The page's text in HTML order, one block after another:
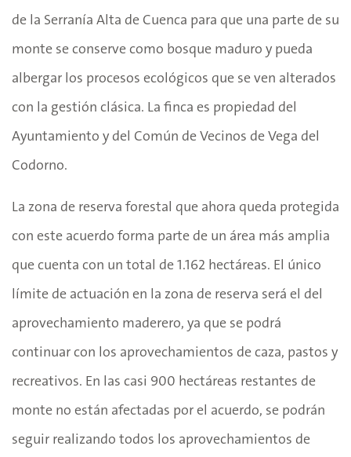
de la Serranía Alta de Cuenca para que una parte de su
monte se conserve como bosque maduro y pueda
albergar los procesos ecológicos que se ven alterados
con la gestión clásica. La finca es propiedad del
Ayuntamiento y del Común de Vecinos de Vega del
Codorno.
La zona de reserva forestal que ahora queda protegida
con este acuerdo forma parte de un área más amplia
que cuenta con un total de 1.162 hectáreas. El único
límite de actuación en la zona de reserva será el del
aprovechamiento maderero, ya que se podrá
continuar con los aprovechamientos de caza, pastos y
recreativos. En las casi 900 hectáreas restantes de
monte no están afectadas por el acuerdo, se podrán
seguir realizando todos los aprovechamientos de